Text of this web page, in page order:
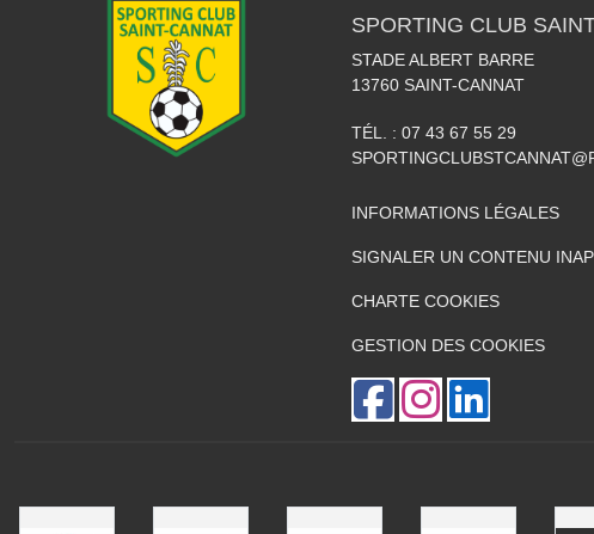
SPORTING CLUB
STADE ALBERT BARRE
13760 SAINT-CANNAT
TÉL. : 07 43 67 55 29
INFORMATIONS LÉGALES
SIGNALER UN CONTENU
CHARTE COOKIES
GESTION DES COOKIES